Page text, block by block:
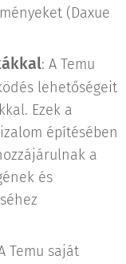
(Daxue
: A Temu
lehetőségeit
Ezek a
építésében
a
és
Temu saját